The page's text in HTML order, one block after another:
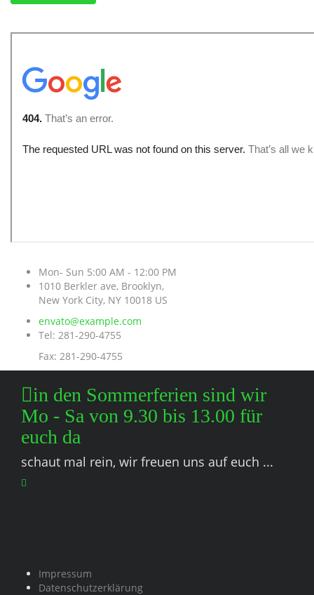
Mon- Sun 5:00 AM - 12:00 PM
1010 Berkler ave, Brooklyn,
New York City, NY 10018 US
envato@example.com
Tel: 281-290-4755
Fax: 281-290-4755
in den Sommerferien sind wir
Mo - Sa von 9.30 bis 13.00 für
euch da
schaut mal rein, wir freuen uns auf euch ...
Impressum
Datenschutzerklärung